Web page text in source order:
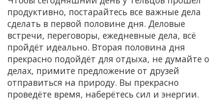
продуктивно, постарайтесь все важные дела
сделать в первой половине дня. Деловые
встречи, переговоры, ежедневные дела, всё
пройдёт идеально. Вторая половина дня
прекрасно подойдёт для отдыха, не думайте о
делах, примите предложение от друзей
отправиться на природу. Вы прекрасно
проведёте время, наберётесь сил и энергии.